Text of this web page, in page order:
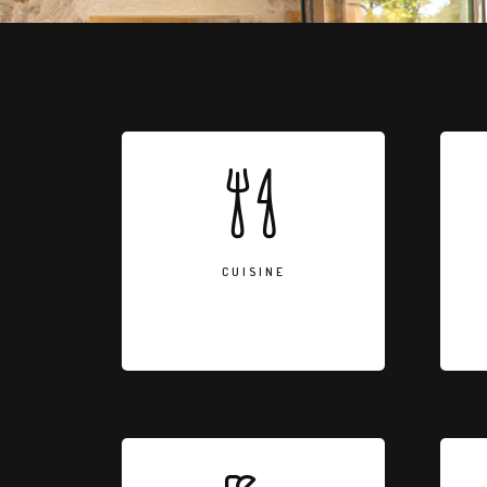
CUISINE
CUISINE
Entièrement équipée, évier, 4
feux induction, four, micro-
réfrigérateur, lave-vaisselle, 1
SALLES D'EAU